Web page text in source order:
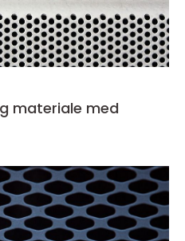
materiale med